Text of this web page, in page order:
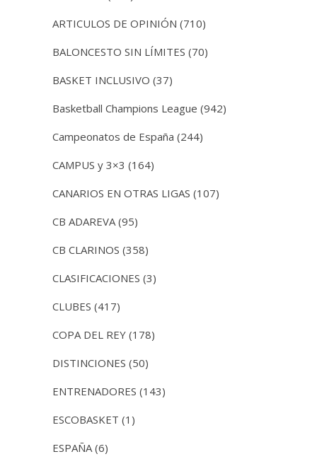
ARTICULOS DE OPINIÓN (710)
BALONCESTO SIN LÍMITES (70)
BASKET INCLUSIVO (37)
Basketball Champions League (942)
Campeonatos de España (244)
CAMPUS y 3×3 (164)
CANARIOS EN OTRAS LIGAS (107)
CB ADAREVA(95)
CB CLARINOS (358)
CLASIFICACIONES (3)
CLUBES (417)
COPA DEL REY (178)
DISTINCIONES (50)
ENTRENADORES (143)
ESCOBASKET (1)
ESPAÑA(6)